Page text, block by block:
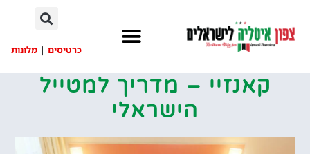
כרטיסים | מלונות
קאנזיי – מדריך למטייל
הישראלי